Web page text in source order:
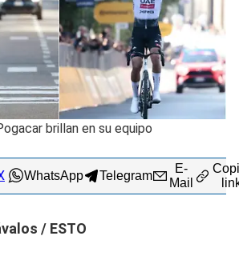
brillan en su equipo
WhatsApp Telegram
E-
Mail
/ ESTO